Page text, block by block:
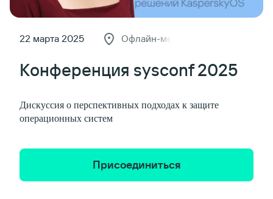
22 марта 2025 Офлайн-мероприятие
Конференция sysconf 2025
Дискуссия о перспективных подходах к защите
операционных систем
Присоединиться